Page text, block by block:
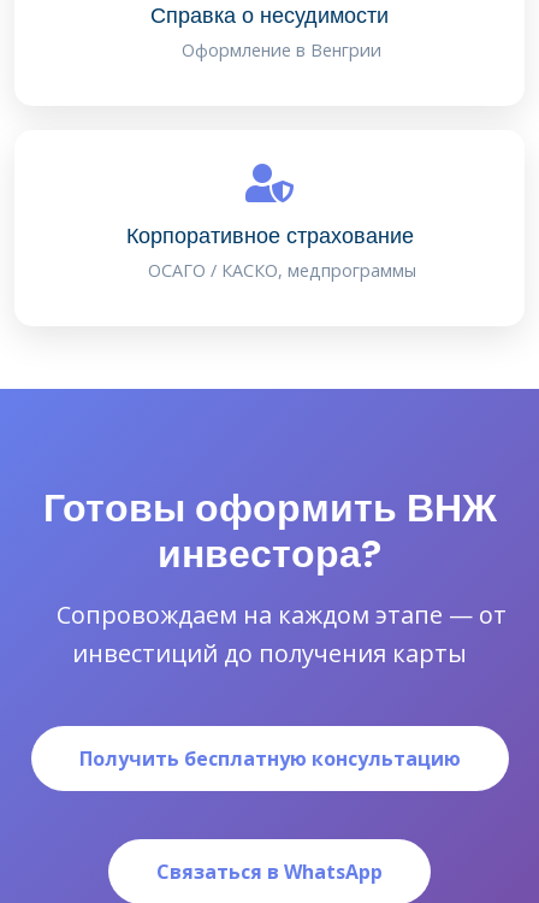
Справка о несудимости
Оформление в Венгрии
Корпоративное страхование
ОСАГО / КАСКО, медпрограммы
Готовы оформить ВНЖ
инвестора?
Сопровождаем на каждом этапе — от
инвестиций до получения карты
Получить бесплатную консультацию
Связаться в WhatsApp